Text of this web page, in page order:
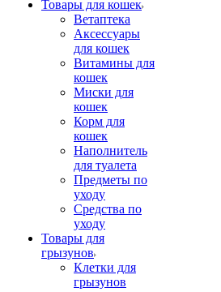
Товары для кошек
Ветаптека
Аксессуары
для кошек
Витамины для
кошек
Миски для
кошек
Корм для
кошек
Наполнитель
для туалета
Предметы по
уходу
Средства по
уходу
Товары для
грызунов
Клетки для
грызунов